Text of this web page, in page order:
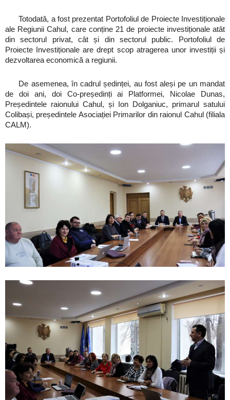
Totodată, a fost prezentat Portofoliul de Proiecte Investiționale
ale Regiunii Cahul, care conține 21 de proiecte investiționale atât
din sectorul privat, cât și din sectorul public. Portofoliul de
Proiecte Investiționale are drept scop atragerea unor investiții și
dezvoltarea economică a regiunii.
De asemenea, în cadrul ședinței, au fost aleși pe un mandat
de doi ani, doi Co-președinți ai Platformei, Nicolae Dunas,
Președintele raionului Cahul, și Ion Dolganiuc, primarul satului
Colibași, președintele Asociației Primarilor din raionul Cahul (filiala
CALM).